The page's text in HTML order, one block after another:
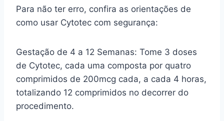
Para não ter erro, confira as orientações de
como usar Cytotec com segurança:
Gestação de 4 a 12 Semanas: Tome 3 doses
de Cytotec, cada uma composta por quatro
comprimidos de 200mcg cada, a cada 4 horas,
totalizando 12 comprimidos no decorrer do
procedimento.